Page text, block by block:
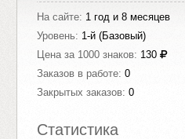
На сайте: 1 год и 8 месяцев
Уровень: 1-й (Базовый)
Цена за 1000 знаков: 130
Заказов в работе:0
Закрытых заказов:0
Статистика